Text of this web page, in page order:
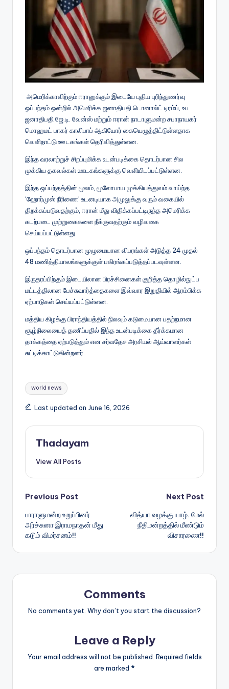
அமெரிக்காவிற்கும் ஈரானுக்கும் இடையே புதிய புரிந்துணர்வு
ஒப்பந்தம் ஒன்றில் அமெரிக்க ஜனாதிபதி டொனால்ட் டிரம்ப், உப
ஜனாதிபதி ஜே.டி. வேன்ஸ் மற்றும் ஈரான் நாடாளுமன்ற சபாநாயகர்
மொஹமட் பாகர் காலிபாப் ஆகியோர் கையெழுத்திட்டுள்ளதாக
வெளிநாட்டு ஊடகங்கள் தெரிவித்துள்ளன.
இந்த வரலாற்றுச் சிறப்புமிக்க உடன்படிக்கை தொடர்பான சில
முக்கிய தகவல்கள் ஊடகங்களுக்கு வெளியிடப்பட்டுள்ளன.
இந்த ஒப்பந்தத்தின் மூலம், மூலோபாய முக்கியத்துவம் வாய்ந்த
‘ஹோர்முஸ் நீரிணை’ உடனடியாக அமுலுக்கு வரும் வகையில்
திறக்கப்படுவதற்கும், ஈரான் மீது விதிக்கப்பட்டிருந்த அமெரிக்க
கடற்படை முற்றுகைகளை நீக்குவதற்கும் வழிவகை
செய்யப்பட்டுள்ளது.
ஒப்பந்தம் தொடர்பான முழுமையான விபரங்கள் அடுத்த 24 முதல்
48 மணித்தியாலங்களுக்குள் பகிரங்கப்படுத்தப்படவுள்ளன.
இருதரப்பிற்கும் இடையிலான பிரச்சினைகள் குறித்த தொழில்நுட்ப
மட்டத்திலான பேச்சுவார்த்தைகளை இவ்வார இறுதியில் ஆரம்பிக்க
ஏற்பாடுகள் செய்யப்பட்டுள்ளன.
மத்திய கிழக்கு பிராந்தியத்தில் நிலவும் கடுமையான பதற்றமான
சூழ்நிலையைத் தணிப்பதில் இந்த உடன்படிக்கை தீர்க்கமான
தாக்கத்தை ஏற்படுத்தும் என சர்வதேச அரசியல் ஆய்வாளர்கள்
சுட்டிக்காட்டுகின்றனர்.
Tags:
world news
Last updated on June 16, 2026
Thadayam
View All Posts
Post
navigation
Previous Post
பாராளுமன்ற உறுப்பினர்
அர்ச்சுனா இராமநாதன் மீது
கடும் விமர்சனம்!!
Next Post
வித்யா வழக்கு யாழ். மேல்
நீதிமன்றத்தில் மீண்டும்
விசாரணை!!
Comments
No comments yet. Why don’t you start the discussion?
Leave a Reply
Your email address will not be published. Required fields
are marked *